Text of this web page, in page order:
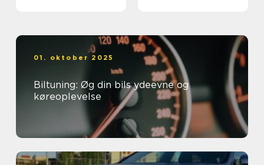
01. oktober 2025
Biltuning: Øg din bils ydeevne og
køreoplevelse